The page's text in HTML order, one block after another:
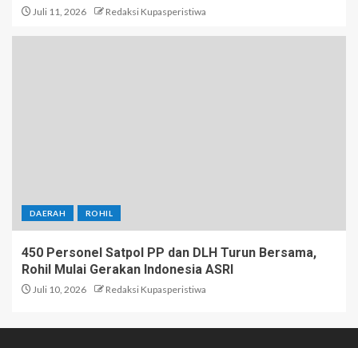
Juli 11, 2026 Redaksi Kupasperistiwa
DAERAH ROHIL
450 Personel Satpol PP dan DLH Turun Bersama,
Rohil Mulai Gerakan Indonesia ASRI
Juli 10, 2026 Redaksi Kupasperistiwa